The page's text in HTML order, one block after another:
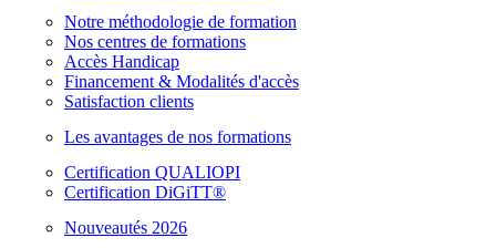
Notre méthodologie de formation
Nos centres de formations
Accès Handicap
Financement & Modalités d'accès
Satisfaction clients
Les avantages de nos formations
Certification QUALIOPI
Certification DiGiTT®
Nouveautés 2026